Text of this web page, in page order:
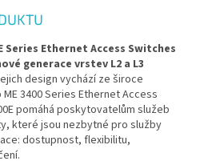
Series Ethernet Access Switches
generace vrstev L2 a L3
design vychází ze široce
3400 Series Ethernet Access
pomáhá poskytovatelům služeb
které jsou nezbytné pro služby
dostupnost, flexibilitu,